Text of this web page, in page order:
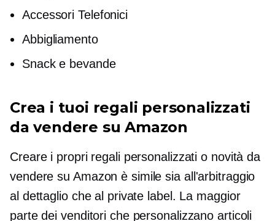
Accessori Telefonici
Abbigliamento
Snack e bevande
Crea i tuoi regali personalizzati
da vendere su Amazon
Creare i propri regali personalizzati o novità da
vendere su Amazon è simile sia all'arbitraggio
al dettaglio che al private label. La maggior
parte dei venditori che personalizzano articoli